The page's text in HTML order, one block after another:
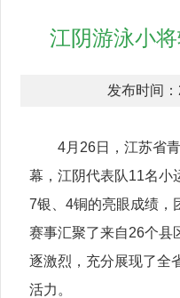
江阴游泳小
发布时间
4月26日，江苏省
幕，江阴代表队11名小
7银、4铜的亮眼成绩，
赛事汇聚了来自26个县
逐激烈，充分展现了全
活力。